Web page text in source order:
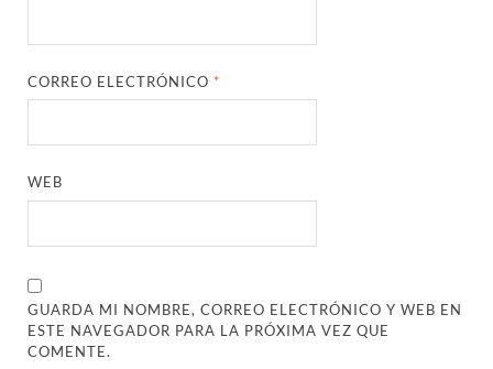
CORREO ELECTRÓNICO *
WEB
GUARDA MI NOMBRE, CORREO ELECTRÓNICO Y WEB EN
ESTE NAVEGADOR PARA LA PRÓXIMA VEZ QUE
COMENTE.